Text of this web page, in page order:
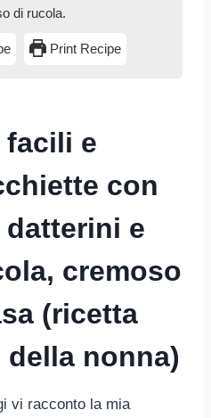
di rucola.
Print Recipe
facili e
con
e
cremoso
(ricetta
nonna)
vi racconto la mia